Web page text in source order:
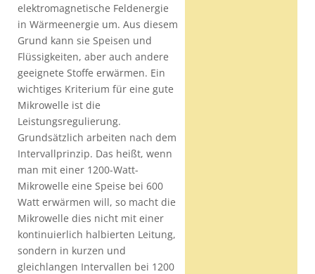
elektromagnetische Feldenergie
in Wärmeenergie um. Aus diesem
Grund kann sie Speisen und
Flüssigkeiten, aber auch andere
geeignete Stoffe erwärmen. Ein
wichtiges Kriterium für eine gute
Mikrowelle ist die
Leistungsregulierung.
Grundsätzlich arbeiten nach dem
Intervallprinzip. Das heißt, wenn
man mit einer 1200-Watt-
Mikrowelle eine Speise bei 600
Watt erwärmen will, so macht die
Mikrowelle dies nicht mit einer
kontinuierlich halbierten Leitung,
sondern in kurzen und
gleichlangen Intervallen bei 1200